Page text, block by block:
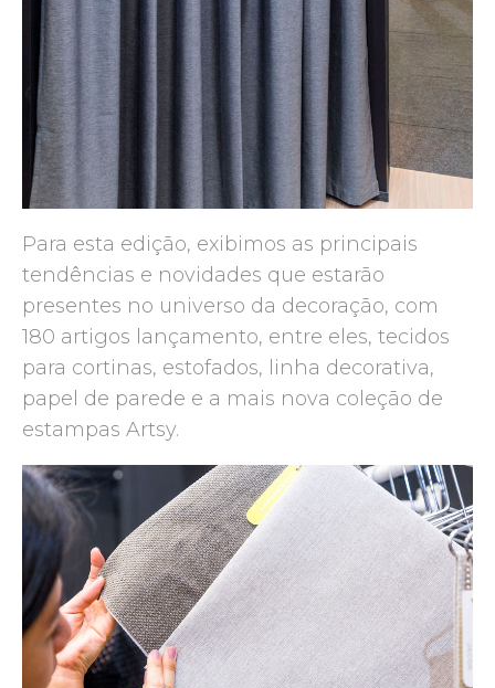
Para esta edição, exibimos as principais
tendências e novidades que estarão
presentes no universo da decoração, com
180 artigos lançamento, entre eles, tecidos
para cortinas, estofados, linha decorativa,
papel de parede e a mais nova coleção de
estampas Artsy.